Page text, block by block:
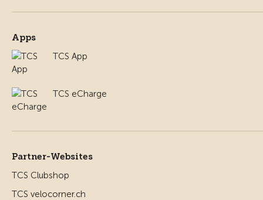
Apps
TCS App
TCS eCharge
Partner-Websites
TCS Clubshop
TCS velocorner.ch